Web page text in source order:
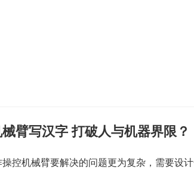
臂写汉字 打破人与机器界限？
控机械臂要解决的问题更为复杂，需要设